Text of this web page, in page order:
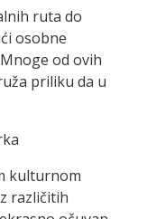
ruta do
osobne
od ovih
priliku da u
kulturnom
različitih